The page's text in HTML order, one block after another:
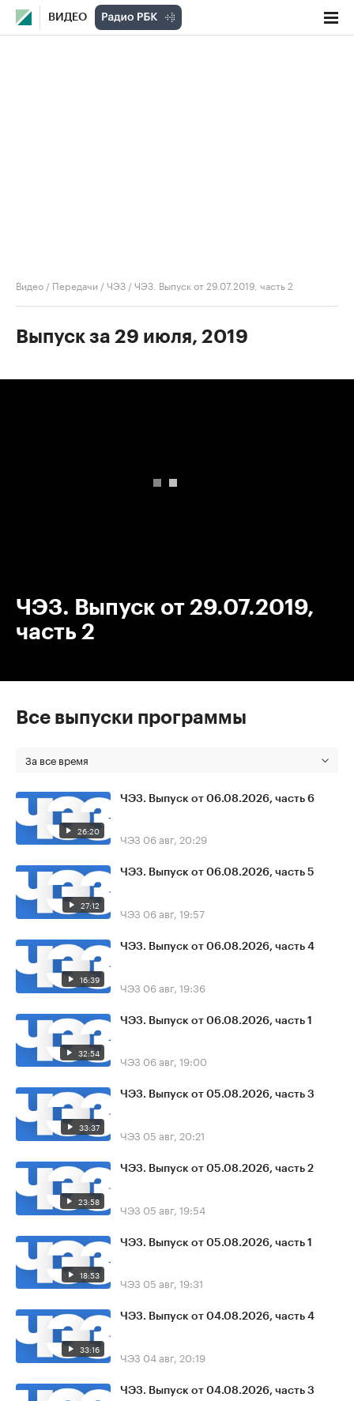
ВИДЕО
Видео / Передачи /ЧЭЗ /ЧЭЗ. Выпуск от 29.07.2019, часть 2
Выпуск за 29 июля, 2019
ЧЭЗ. Выпуск от 29.07.2019,
часть 2
Все выпуски программы
За все время
26:20
ЧЭЗ. Выпуск от 06.08.2026, часть 6
ЧЭЗ 06 авг, 20:29
27:12
ЧЭЗ. Выпуск от 06.08.2026, часть 5
ЧЭЗ 06 авг, 19:57
16:39
ЧЭЗ. Выпуск от 06.08.2026, часть 4
ЧЭЗ 06 авг, 19:36
32:54
ЧЭЗ. Выпуск от 06.08.2026, часть 1
ЧЭЗ 06 авг, 19:00
33:37
ЧЭЗ. Выпуск от 05.08.2026, часть 3
ЧЭЗ 05 авг, 20:21
23:58
ЧЭЗ. Выпуск от 05.08.2026, часть 2
ЧЭЗ 05 авг, 19:54
18:53
ЧЭЗ. Выпуск от 05.08.2026, часть 1
ЧЭЗ 05 авг, 19:31
33:16
ЧЭЗ. Выпуск от 04.08.2026, часть 4
ЧЭЗ 04 авг, 20:19
ЧЭЗ. Выпуск от 04.08.2026, часть 3